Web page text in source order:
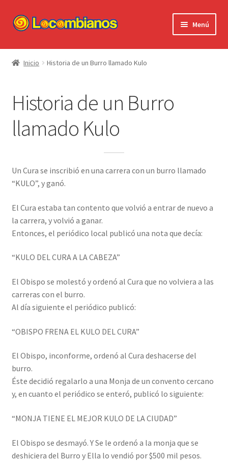
Ir
a
navegación
Ir
al
Menú
Locombianos
El Chuzo
Camisetas
Ayuda al Cliente
Inicio Historia de un Burro llamado Kulo
Historia de un Burro
llamado Kulo
Un Cura se inscribió en una carrera con un burro llamado
“KULO”, y ganó.
El Cura estaba tan contento que volvió a entrar de nuevo a
la carrera, y volvió a ganar.
Entonces, el periódico local publicó una nota que decía:
“KULO DEL CURA A LA CABEZA”
El Obispo se molestó y ordenó al Cura que no volviera a las
carreras con el burro.
Al día siguiente el periódico publicó:
“OBISPO FRENA EL KULO DEL CURA”
El Obispo, inconforme, ordenó al Cura deshacerse del
burro.
Éste decidió regalarlo a una Monja de un convento cercano
y, en cuanto el periódico se enteró, publicó lo siguiente:
“MONJA TIENE EL MEJOR KULO DE LA CIUDAD”
El Obispo se desmayó. Y Se le ordenó a la monja que se
deshiciera del Burro y Ella lo vendió por $500 mil pesos.